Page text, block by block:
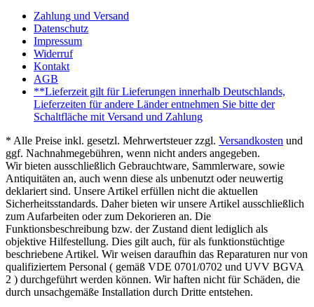
Zahlung und Versand
Datenschutz
Impressum
Widerruf
Kontakt
AGB
**Lieferzeit gilt für Lieferungen innerhalb Deutschlands,
Lieferzeiten für andere Länder entnehmen Sie bitte der
Schaltfläche mit Versand und Zahlung
* Alle Preise inkl. gesetzl. Mehrwertsteuer zzgl. Versandkosten und
ggf. Nachnahmegebühren, wenn nicht anders angegeben.
Wir bieten ausschließlich Gebrauchtware, Sammlerware, sowie
Antiquitäten an, auch wenn diese als unbenutzt oder neuwertig
deklariert sind. Unsere Artikel erfüllen nicht die aktuellen
Sicherheitsstandards. Daher bieten wir unsere Artikel ausschließlich
zum Aufarbeiten oder zum Dekorieren an. Die
Funktionsbeschreibung bzw. der Zustand dient lediglich als
objektive Hilfestellung. Dies gilt auch, für als funktionstüchtige
beschriebene Artikel. Wir weisen daraufhin das Reparaturen nur von
qualifiziertem Personal ( gemäß VDE 0701/0702 und UVV BGVA
2 ) durchgeführt werden können. Wir haften nicht für Schäden, die
durch unsachgemäße Installation durch Dritte entstehen.